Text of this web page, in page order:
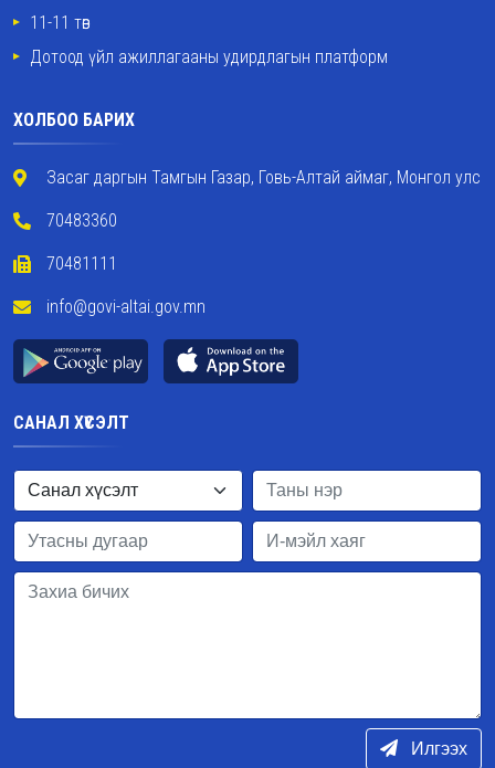
11-11 төв
Дотоод үйл ажиллагааны удирдлагын платформ
ХОЛБОО БАРИХ
Засаг даргын Тамгын Газар, Говь-Алтай аймаг, Монгол улс
70483360
70481111
info@govi-altai.gov.mn
САНАЛ ХҮСЭЛТ
Илгээх